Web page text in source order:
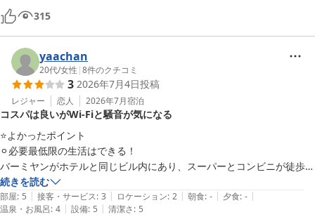
315
yaachan
20代/女性 |8件のクチコミ
3 2026年7月4日投稿
レジャー 恋人 2026年7月宿泊
コスパは良いがWi-Fiと騒音が気になる
⭐️よかったポイント
⚪︎必要最低限の生活はできる！
バーミヤンがホテルと同じビル内にあり、スーパーとコンビニが徒歩3
分くらいでした！
⚪︎部屋や水場は綺麗で、コスパが良し！
部屋の中の設備や清潔感に関してはいうことなしで、コスパもいいなと
続きを読む
部屋: 5 | 接客・サービス: 3 | ロケーション: 2 | 朝食: - | 夕食: - |
温泉・お風呂: 4 | 設備: 5 | 清潔さ: 5